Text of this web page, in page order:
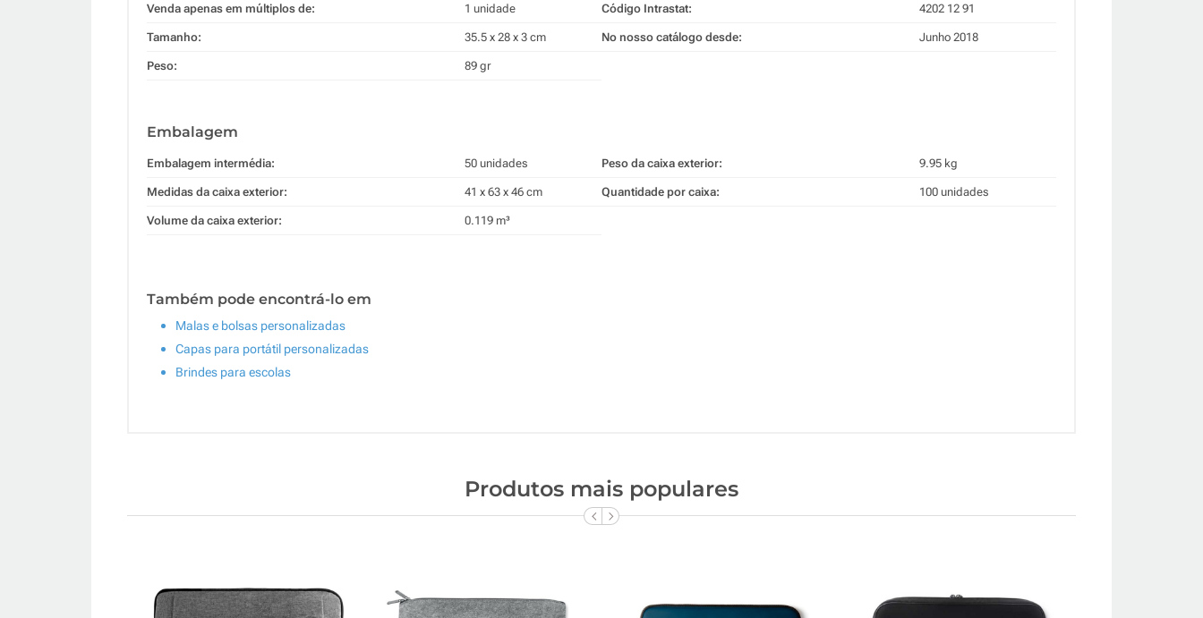
Venda apenas em múltiplos de: 1 unidade
Tamanho: 35.5 x 28 x 3 cm
Peso: 89 gr
Código Intrastat: 4202 12 91
No nosso catálogo desde: Junho 2018
Embalagem
Embalagem intermédia: 50 unidades
Medidas da caixa exterior: 41 x 63 x 46 cm
Volume da caixa exterior: 0.119 m³
Peso da caixa exterior: 9.95 kg
Quantidade por caixa: 100 unidades
Também pode encontrá-lo em
Malas e bolsas personalizadas
Capas para portátil personalizadas
Brindes para escolas
Produtos mais populares